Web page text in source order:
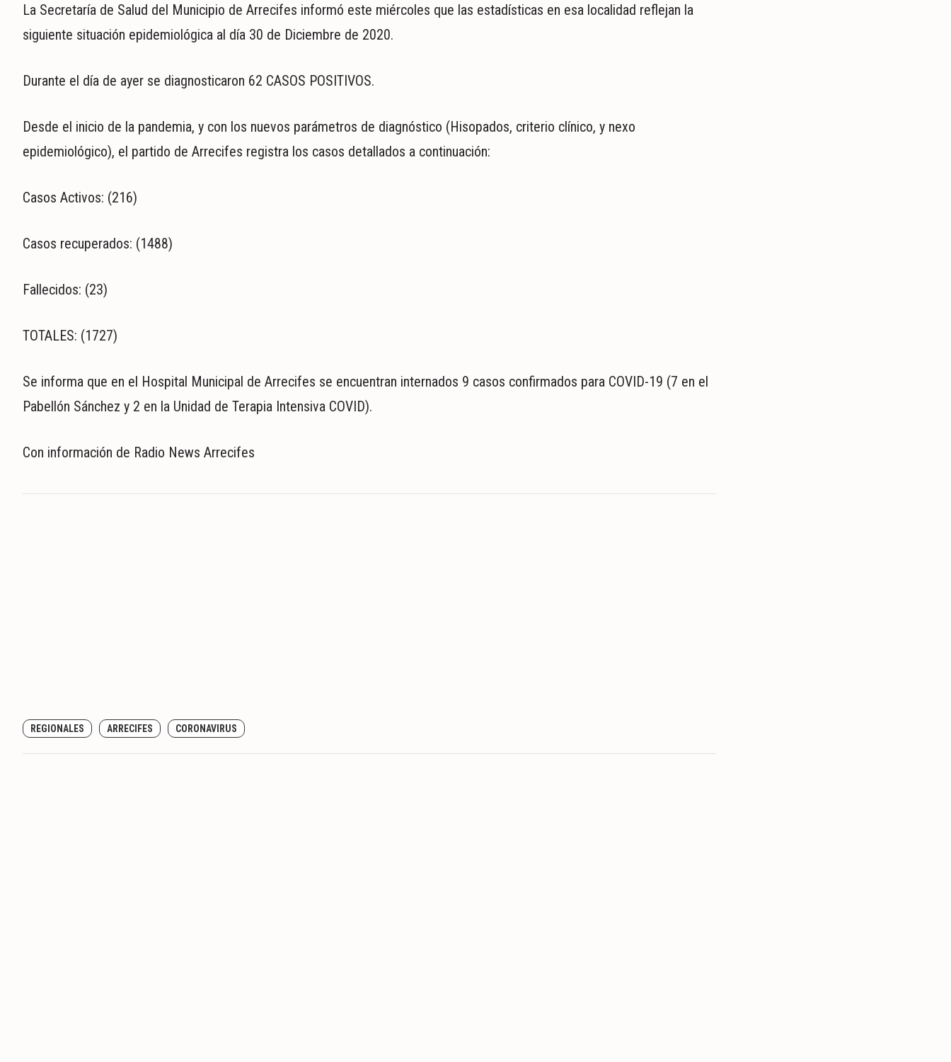
DEPORTES
ESPECTÁCULOS
REGIONALES
La Secretaría de Salud del Municipio de Arrecifes informó este miércoles que las estadísticas en esa localidad reflejan la
siguiente situación epidemiológica al día 30 de Diciembre de 2020.
Durante el día de ayer se diagnosticaron 62 CASOS POSITIVOS.
Desde el inicio de la pandemia, y con los nuevos parámetros de diagnóstico (Hisopados, criterio clínico, y nexo
epidemiológico), el partido de Arrecifes registra los casos detallados a continuación:
Casos Activos: (216)
Casos recuperados: (1488)
Fallecidos: (23)
TOTALES: (1727)
Se informa que en el Hospital Municipal de Arrecifes se encuentran internados 9 casos confirmados para COVID-19 (7 en el
Pabellón Sánchez y 2 en la Unidad de Terapia Intensiva COVID).
Con información de Radio News Arrecifes
REGIONALES ARRECIFES CORONAVIRUS